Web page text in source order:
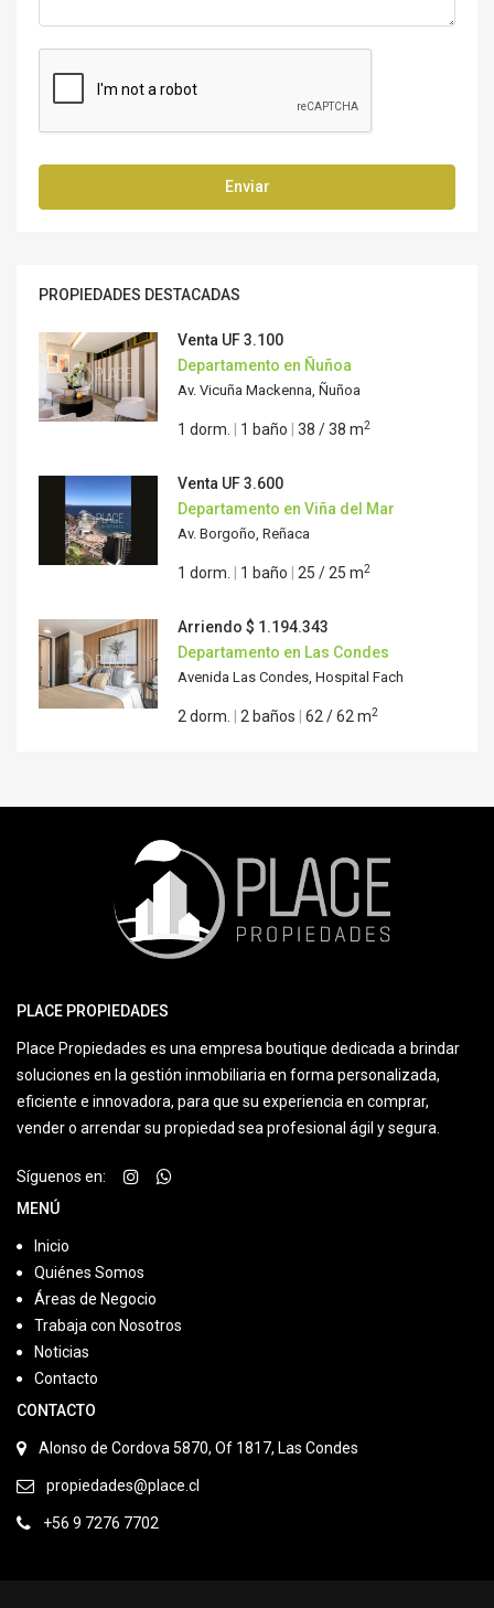
Enviar
PROPIEDADES DESTACADAS
Venta UF 3.100
Departamento en Ñuñoa
Av. Vicuña Mackenna, Ñuñoa
1 dorm. 1 baño 38 / 38 m2
Venta UF 3.600
Departamento en Viña del Mar
Av. Borgoño, Reñaca
1 dorm. 1 baño 25 / 25 m2
Arriendo $ 1.194.343
Departamento en Las Condes
Avenida Las Condes, Hospital Fach
2 dorm. 2 baños 62 / 62 m2
PLACE PROPIEDADES
Place Propiedades es una empresa boutique dedicada a brindar
soluciones en la gestión inmobiliaria en forma personalizada,
eficiente e innovadora, para que su experiencia en comprar,
vender o arrendar su propiedad sea profesional ágil y segura.
Síguenos en:
MENÚ
Inicio
Quiénes Somos
Áreas de Negocio
Trabaja con Nosotros
Noticias
Contacto
CONTACTO
Alonso de Cordova 5870, Of 1817, Las Condes
propiedades@place.cl
+56 9 7276 7702